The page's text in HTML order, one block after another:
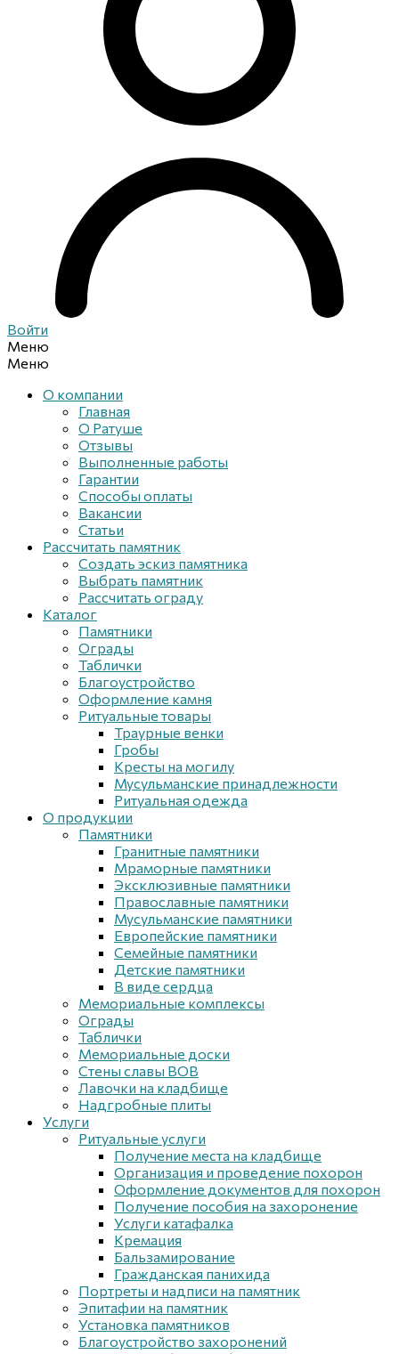
Войти
Меню
Меню
О компании
Главная
О Ратуше
Отзывы
Выполненные работы
Гарантии
Способы оплаты
Вакансии
Статьи
Рассчитать памятник
Создать эскиз памятника
Выбрать памятник
Рассчитать ограду
Каталог
Памятники
Ограды
Таблички
Благоустройствo
Оформление камня
Ритуальные товары
Траурные венки
Гробы
Кресты на могилу
Мусульманские принадлежности
Ритуальная одежда
О продукции
Памятники
Гранитные памятники
Мраморные памятники
Эксклюзивные памятники
Православные памятники
Мусульманские памятники
Европейские памятники
Семейные памятники
Детские памятники
В виде сердца
Мемориальные комплексы
Ограды
Таблички
Мемориальные доски
Стены славы ВОВ
Лавочки на кладбище
Надгробные плиты
Услуги
Ритуальные услуги
Получение места на кладбище
Организация и проведение похорон
Оформление документов для похорон
Получение пособия на захоронение
Услуги катафалка
Кремация
Бальзамирование
Гражданская панихида
Портреты и надписи на памятник
Эпитафии на памятник
Установка памятников
Благоустройство захоронений